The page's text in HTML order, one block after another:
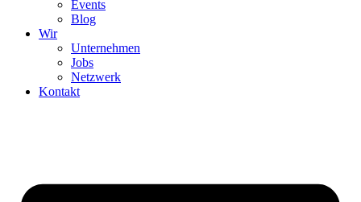
Events
Blog
Wir
Unternehmen
Jobs
Netzwerk
Kontakt